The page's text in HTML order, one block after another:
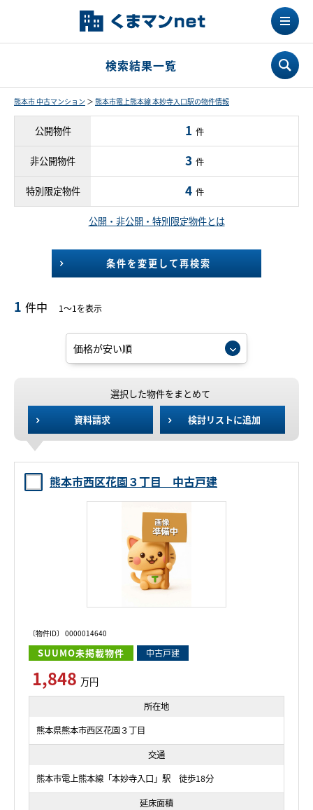
検索結果一覧
熊本市 中古マンション ＞ 熊本市電上熊本線 本妙寺入口駅の物件情報
公開物件 1 件
非公開物件 3 件
特別限定物件 4 件
公開・非公開・特別限定物件とは
条件を変更して再検索
1 件中 1～1を表示
選択した物件をまとめて
資料請求
検討リストに追加
熊本市西区花園３丁目 中古戸建
〔物件ID〕 0000014640
SUUMO未掲載物件 中古戸建
1,848 万円
所在地
熊本県熊本市西区花園３丁目
交通
熊本市電上熊本線「本妙寺入口」駅 徒歩18分
延床面積